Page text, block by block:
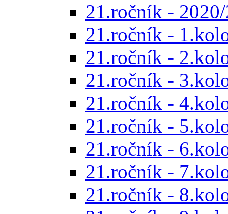
21.ročník -
21.ročník -
21.ročník -
21.ročník -
21.ročník -
21.ročník -
21.ročník -
21.ročník -
21.ročník -